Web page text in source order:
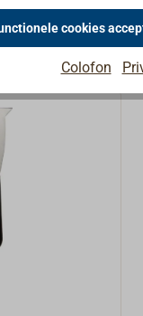
en kunnen
houtschroef
in de voeg
verschuiven
cookies
Colofon